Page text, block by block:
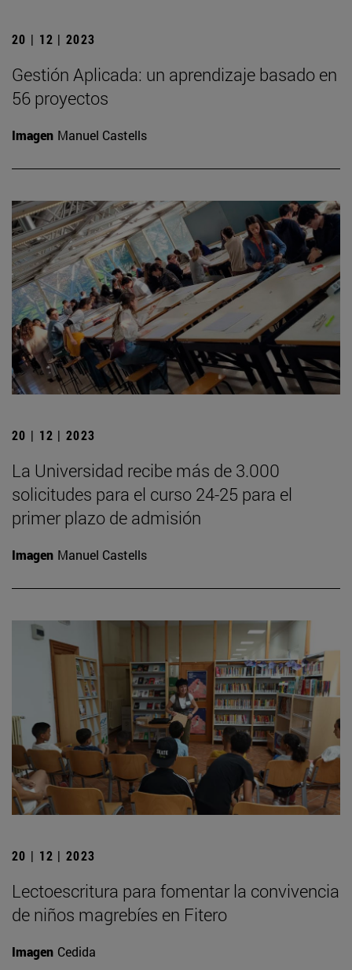
20 | 12 | 2023
Gestión Aplicada: un aprendizaje basado en
56 proyectos
Imagen Manuel Castells
20 | 12 | 2023
La Universidad recibe más de 3.000
solicitudes para el curso 24-25 para el
primer plazo de admisión
Imagen Manuel Castells
20 | 12 | 2023
Lectoescritura para fomentar la convivencia
de niños magrebíes en Fitero
Imagen Cedida